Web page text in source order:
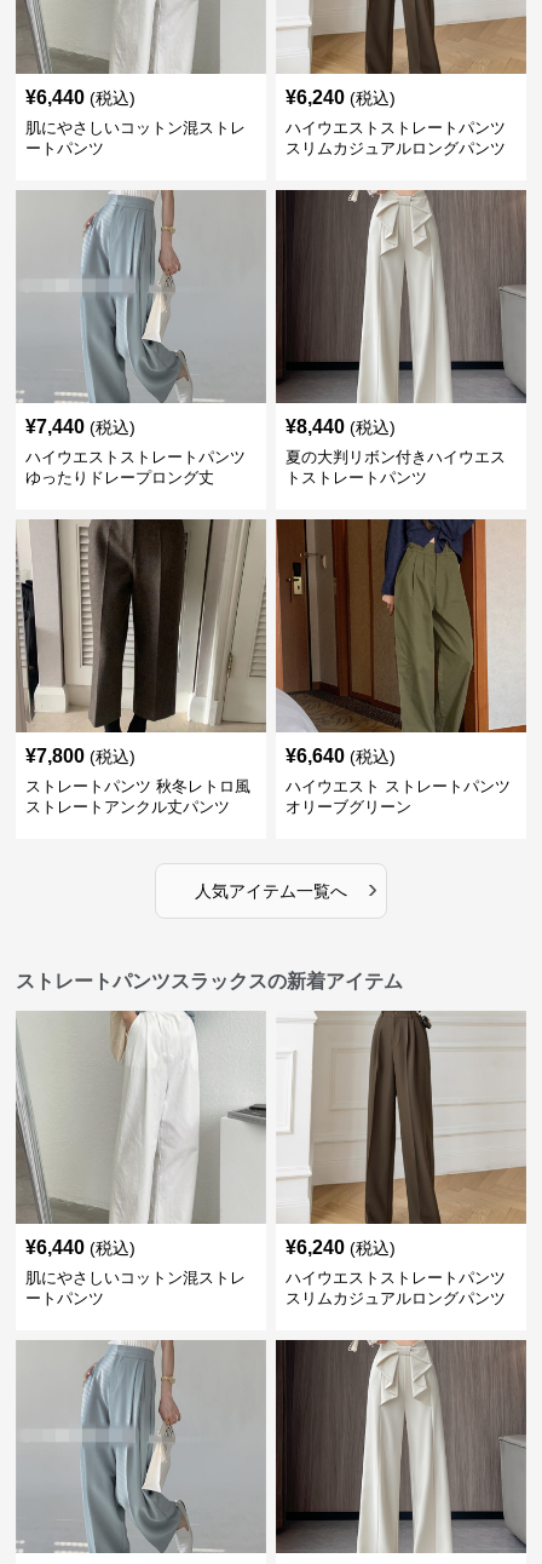
¥6,440 (税込)
肌にやさしいコットン混ストレ
ートパンツ
¥6,240 (税込)
ハイウエストストレートパンツ
スリムカジュアルロングパンツ
¥7,440 (税込)
ハイウエストストレートパンツ
ゆったりドレープロング丈
¥8,440 (税込)
夏の大判リボン付きハイウエス
トストレートパンツ
¥7,800 (税込)
ストレートパンツ 秋冬レトロ風
ストレートアンクル丈パンツ
¥6,640 (税込)
ハイウエスト ストレートパンツ
オリーブグリーン
人気アイテム一覧へ ›
ストレートパンツスラックスの新着アイテム
¥6,440 (税込)
肌にやさしいコットン混ストレ
ートパンツ
¥6,240 (税込)
ハイウエストストレートパンツ
スリムカジュアルロングパンツ